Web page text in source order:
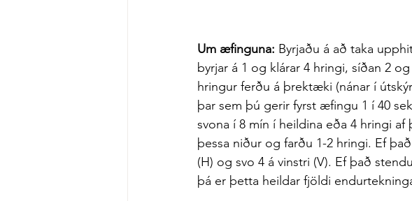
Um æfinguna: Byrjaðu á að taka
byrjar á 1 og klárar 4 hringi, síðan 2
hringur ferðu á þrektæki (nánar í
þar sem þú gerir fyrst æfingu 1 í 40
svona í 8 mín í heildina eða 4 hringi
þessa niður og farðu 1-2 hringi. Ef
(H) og svo 4 á vinstri (V). Ef það
þá er þetta heildar fjöldi